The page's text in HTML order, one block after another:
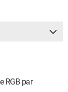
RGB par